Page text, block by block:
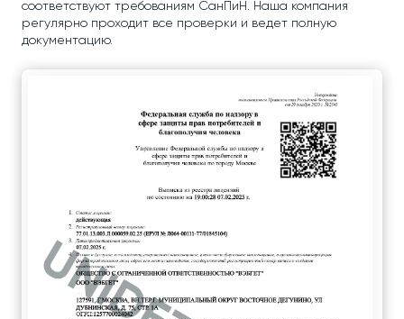
соответствуют требованиям СанПиН. Наша компания
регулярно проходит все проверки и ведет полную
документацию.